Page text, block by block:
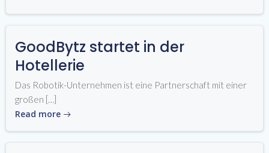
GoodBytz startet in der
Hotellerie
Das Robotik-Unternehmen ist eine Partnerschaft mit einer
großen […]
Read more